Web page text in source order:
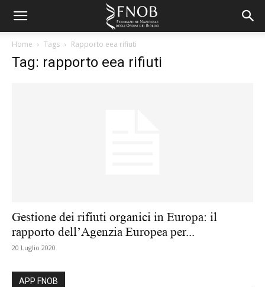
Home Tags Rapporto eea rifiuti
Tag: rapporto eea rifiuti
Gestione dei rifiuti organici in Europa: il
rapporto dell’Agenzia Europea per...
20 Luglio 2020
APP FNOB